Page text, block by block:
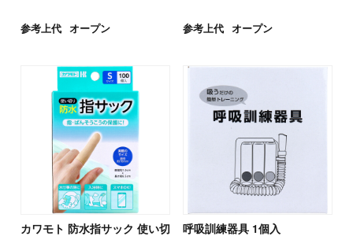
参考上代 オープン 参考上代 オープン
カワモト 防水指サック 使い切
呼吸訓練器具 1個入